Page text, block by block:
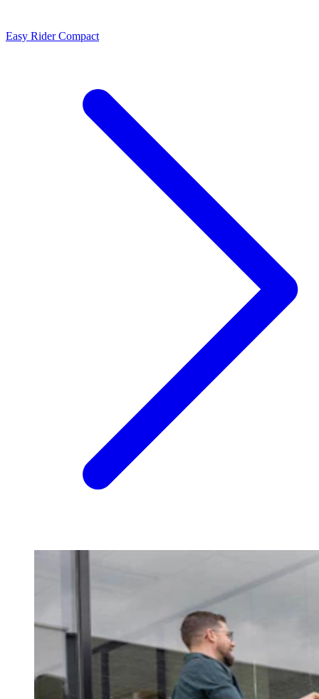
Easy Rider Compact